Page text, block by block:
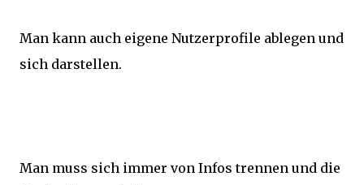
Man kann auch eigene Nutzerprofile ablegen und
sich darstellen.
Man muss sich immer von Infos trennen und die